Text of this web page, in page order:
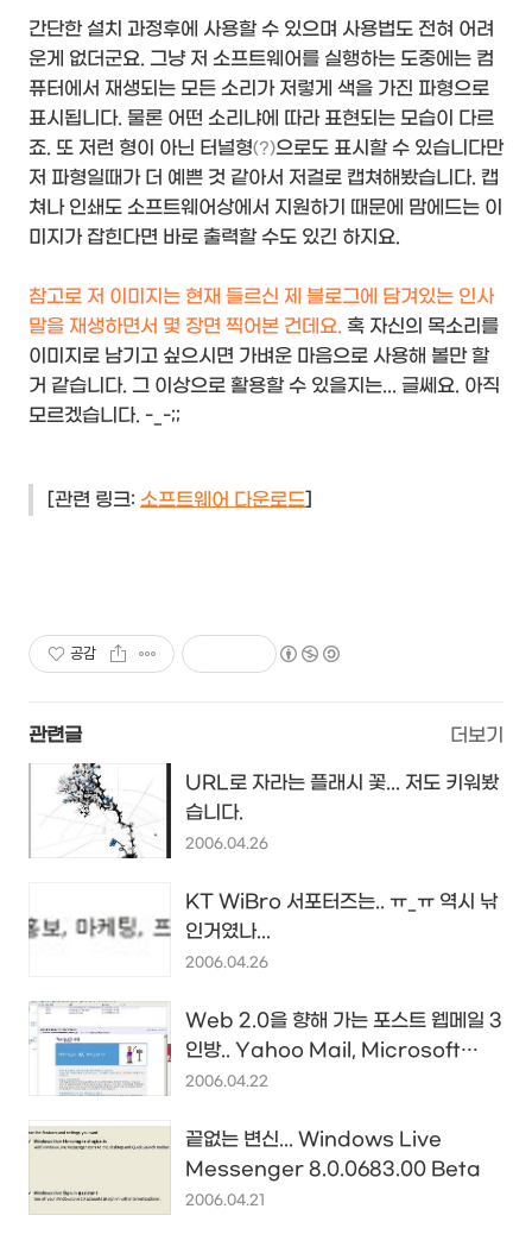
간단한 설치 과정후에 사용할 수 있으며 사용법도 전혀 어려
운게 없더군요. 그냥 저 소프트웨어를 실행하는 도중에는 컴
퓨터에서 재생되는 모든 소리가 저렇게 색을 가진 파형으로
표시됩니다. 물론 어떤 소리냐에 따라 표현되는 모습이 다르
죠. 또 저런 형이 아닌 터널형(?)으로도 표시할 수 있습니다만
저 파형일때가 더 예쁜 것 같아서 저걸로 캡쳐해봤습니다. 캡
쳐나 인쇄도 소프트웨어상에서 지원하기 때문에 맘에드는 이
미지가 잡힌다면 바로 출력할 수도 있긴 하지요.
참고로 저 이미지는 현재 들르신 제 블로그에 담겨있는 인사
말을 재생하면서 몇 장면 찍어본 건데요. 혹 자신의 목소리를
이미지로 남기고 싶으시면 가벼운 마음으로 사용해 볼만 할
거 같습니다. 그 이상으로 활용할 수 있을지는... 글쎄요. 아직
모르겠습니다. -_-;;
[관련 링크: 소프트웨어 다운로드]
공감
관련글 더보기
URL로 자라는 플래시 꽃... 저도 키워봤
습니다.
2006.04.26
KT WiBro 서포터즈는.. ㅠ_ㅠ 역시 낚
인거였나...
2006.04.26
Web 2.0을 향해 가는 포스트 웹메일 3
인방.. Yahoo Mail, Microsoft
Live Mail, Google Gmail
2006.04.22
끝없는 변신... Windows Live
Messenger 8.0.0683.00 Beta
2006.04.21